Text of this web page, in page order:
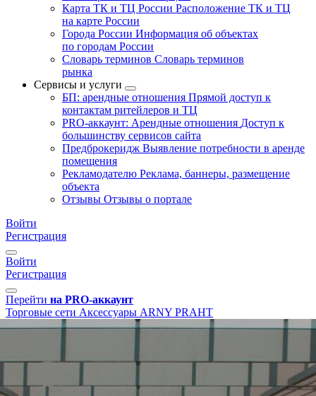
Карта ТК и ТЦ России Расположение ТК и ТЦ
на карте России
Города России Информация об объектах
по городам России
Словарь терминов Словарь терминов
рынка
Сервисы и услуги
БП: арендные отношения Прямой доступ к
контактам ритейлеров и ТЦ
PRO-аккаунт: Арендные отношения Доступ к
большинству сервисов сайта
Предброкеридж Выявление потребности в аренде
помещения
Рекламодателю Реклама, баннеры, размещение
объекта
Отзывы Отзывы о портале
Войти
Регистрация
Войти
Регистрация
Перейти на PRO-аккаунт
Торговые сети Аксессуары ARNY PRAHT